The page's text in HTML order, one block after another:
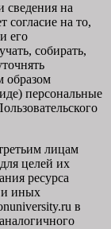
сведения на
согласие на то,
его
собирать,
образом
персональные
лицам
целей их
ресурса
и иных
в